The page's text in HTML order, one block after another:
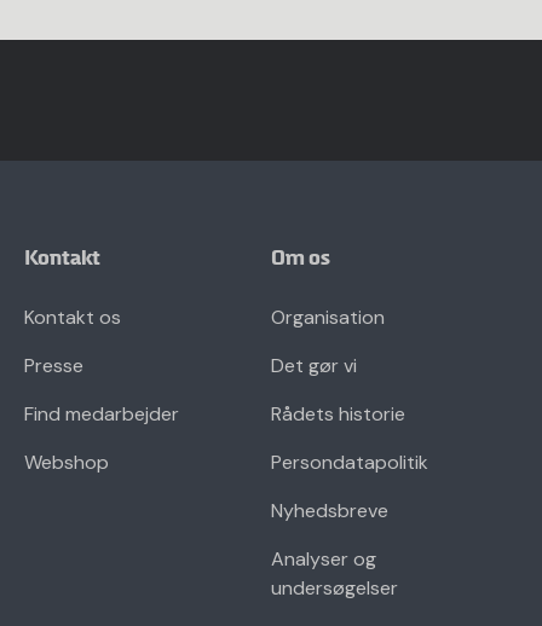
Kontakt
Kontakt os
Presse
Find medarbejder
Webshop
Om os
Organisation
Det gør vi
Rådets historie
Persondatapolitik
Nyhedsbreve
Analyser og
undersøgelser